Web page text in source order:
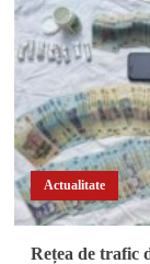
Actualitate
Rețea de trafic